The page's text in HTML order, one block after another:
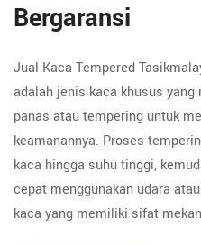
Bergaransi
Jual Kaca Tempered
adalah jenis kaca khusus
panas atau tempering untuk
keamanannya. Proses
kaca hingga suhu tinggi,
cepat menggunakan udara
kaca yang memiliki sifat